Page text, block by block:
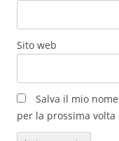
Sito web
Salva il mio
per la prossima volta